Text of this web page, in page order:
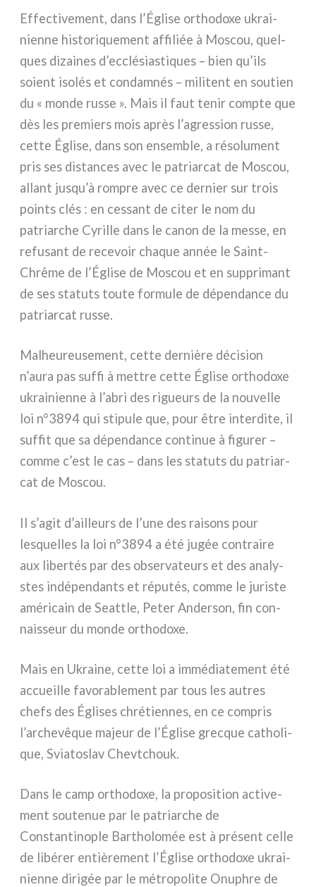
Effectivement, dans l’Église ortho­do­xe ukrai­
nien­ne histo­ri­que­ment affi­liée à Moscou, quel­
ques dizai­nes d’ecclésiastiques – bien qu’ils
soient iso­lés et con­dam­nés – mili­tent en sou­tien
du « mon­de rus­se ». Mais il faut tenir comp­te que
dès les pre­miers mois après l’agression rus­se,
cet­te Église, dans son ensem­ble, a réso­lu­ment
pris ses distan­ces avec le patriar­cat de Moscou,
allant jusqu’à rom­pre avec ce der­nier sur trois
poin­ts clés : en ces­sant de citer le nom du
patriar­che Cyrille dans le canon de la mes­se, en
refu­sant de rece­voir cha­que année le Saint-
Chrême de l’Église de Moscou et en sup­pri­mant
de ses sta­tu­ts tou­te for­mu­le de dépen­dan­ce du
patriar­cat rus­se.
Malheureusement, cet­te der­niè­re déci­sion
n’aura pas suf­fi à met­tre cet­te Église ortho­do­xe
ukrai­nien­ne à l’abri des rigueurs de la nou­vel­le
loi n°3894 qui sti­pu­le que, pour être inter­di­te, il
suf­fit que sa dépen­dan­ce con­ti­nue à figu­rer –
com­me c’est le cas – dans les sta­tu­ts du patriar­
cat de Moscou.
Il s’agit d’ailleurs de l’une des rai­sons pour
lesquel­les la loi n°3894 a été jugée con­trai­re
aux liber­tés par des obser­va­teurs et des ana­ly­
stes indé­pen­dan­ts et répu­tés, com­me le juri­ste
amé­ri­cain de Seattle, Peter Anderson, fin con­
nais­seur du mon­de ortho­do­xe.
Mais en Ukraine, cet­te loi a immé­dia­te­ment été
accueil­le favo­ra­ble­ment par tous les autres
chefs des Églises chré­tien­nes, en ce com­pris
l’archevêque majeur de l’Église grec­que catho­li­
que, Sviatoslav Chevtchouk.
Dans le camp ortho­do­xe, la pro­po­si­tion acti­ve­
ment sou­te­nue par le patriar­che de
Constantinople Bartholomée est à pré­sent cel­le
de libé­rer entiè­re­ment l’Église ortho­do­xe ukrai­
nien­ne diri­gée par le métro­po­li­te Onuphre de